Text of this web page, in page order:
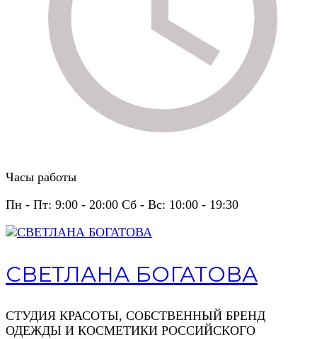
Часы работы
Пн - Пт: 9:00 - 20:00 Сб - Вс: 10:00 - 19:30
СВЕТЛАНА БОГАТОВА
СТУДИЯ КРАСОТЫ, СОБСТВЕННЫЙ БРЕНД
ОДЕЖДЫ И КОСМЕТИКИ РОССИЙСКОГО